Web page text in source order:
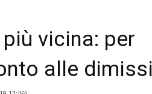
vicina: per
alle